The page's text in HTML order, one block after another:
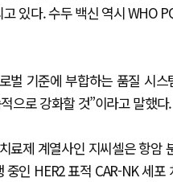
있다. 수두 백신 역시 WHO
벌 기준에 부합하는 품질 시
으로 강화할 것”이라고 말했다.
료제 계열사인 지씨셀은 항
인 HER2 표적 CAR-NK 세